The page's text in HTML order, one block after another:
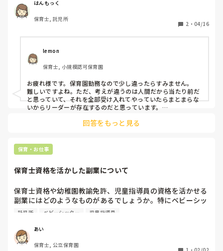
の点は指摘しますか？
それとも人それぞれだよね、と見過ごしますか？
どのように対応されているか、お聞きしたいです。
泣いている子を抱っこするか否か、声掛けの仕方、仕事の進
め方等、目に留まることがあります。
派遣の場合、派遣会社の担当者に相談することも考えられま
すが、先方が忙しすぎてあまりコミュニケーションがとれて
いません😅
はんもっく
保育士, 託児所
2 ・ 04/16
lemon
保育士, 小規模認可保育園
お疲れ様です。保育園勤務なので少し違ったらすみません。
難しいですよね。ただ、考えが違うのは人間だから当たり前だ
と思っていて、それを全部受け入れてやっていたらまとまらな
いからリーダーが存在するのだと思っています。
が、確かにねと言う意見であればその方たちの意見も聞いた上
でしょ？ということもあったり、間違っていることをやってい
ることが明らかなので言えます。
回答をもっと見る
保育・お仕事
保育士資格を活かした副業について
保育士資格や幼稚園教諭免許、児童指導員の資格を活かせる
副業にはどのようなものがあるでしょうか。特にベビーシッ
ターや託児所、イベント託児などの経験がある方がいらっし
しいです！
託児所 ベビーシッター 児童指導員
あい
保育士, 公立保育園